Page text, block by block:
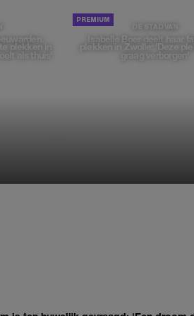
plekken in
als thuis'
DE STAD VAN
Isabelle Boer deelt haar
plekken in Zwolle: 'Deze
graag verborgen'